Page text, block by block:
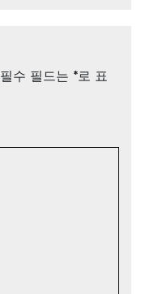
필수 필드는 *로 표